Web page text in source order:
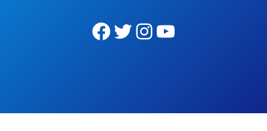
Facebook Twitter Instagram YouTube